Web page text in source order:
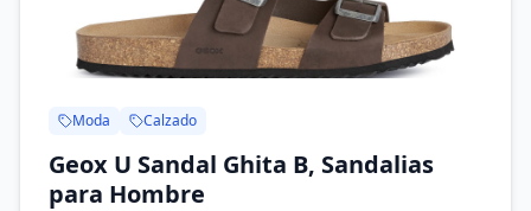
Moda Calzado
Geox U Sandal Ghita B, Sandalias
para Hombre